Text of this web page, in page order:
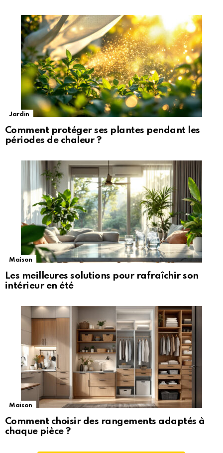
Jardin
Comment protéger ses plantes pendant les
périodes de chaleur ?
Maison
Les meilleures solutions pour rafraîchir son
intérieur en été
Maison
Comment choisir des rangements adaptés à
chaque pièce ?